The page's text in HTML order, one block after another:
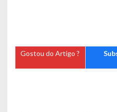
Gostou do Artigo ?